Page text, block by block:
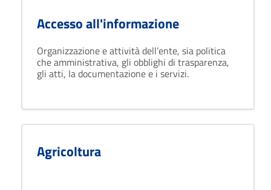
Accesso all'informazione
Organizzazione e attività dell’ente, sia politica
che amministrativa, gli obblighi di trasparenza,
gli atti, la documentazione e i servizi.
Agricoltura